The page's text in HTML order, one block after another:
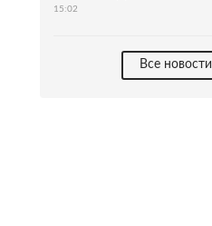
15:02
Все новости